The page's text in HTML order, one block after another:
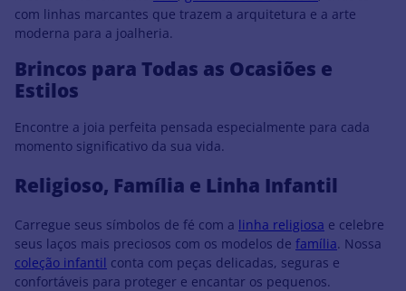
com linhas marcantes que trazem a arquitetura e a arte
moderna para a joalheria.
Brincos para Todas as Ocasiões e
Estilos
Encontre a joia perfeita pensada especialmente para cada
momento significativo da sua vida.
Religioso, Família e Linha Infantil
Carregue seus símbolos de fé com a linha religiosa e celebre
seus laços mais preciosos com os modelos de família. Nossa
coleção infantil conta com peças delicadas, seguras e
confortáveis para proteger e encantar os pequenos.